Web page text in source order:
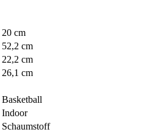
20 cm
52,2 cm
22,2 cm
26,1 cm
Basketball
Indoor
Schaumstoff